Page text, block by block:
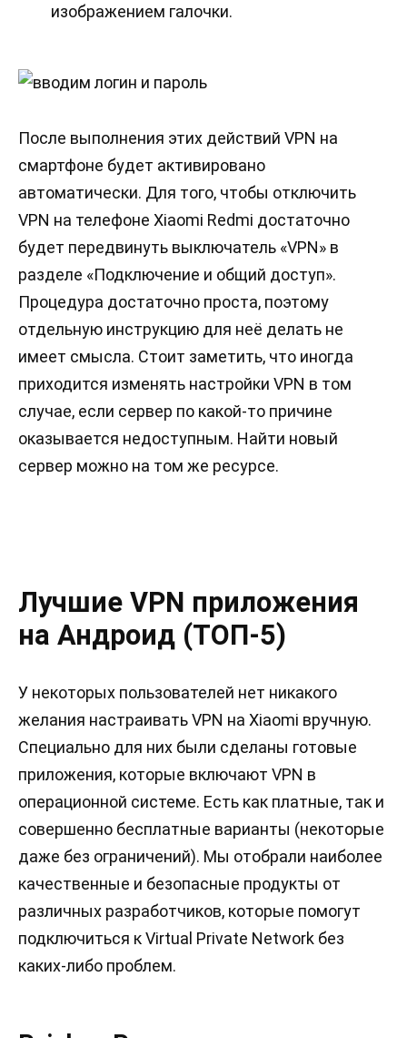
изображением галочки.
После выполнения этих действий VPN на
смартфоне будет активировано
автоматически. Для того, чтобы отключить
VPN на телефоне Xiaomi Redmi достаточно
будет передвинуть выключатель «VPN» в
разделе «Подключение и общий доступ».
Процедура достаточно проста, поэтому
отдельную инструкцию для неё делать не
имеет смысла. Стоит заметить, что иногда
приходится изменять настройки VPN в том
случае, если сервер по какой-то причине
оказывается недоступным. Найти новый
сервер можно на том же ресурсе.
Лучшие VPN приложения
на Андроид (ТОП-5)
У некоторых пользователей нет никакого
желания настраивать VPN на Xiaomi вручную.
Специально для них были сделаны готовые
приложения, которые включают VPN в
операционной системе. Есть как платные, так и
совершенно бесплатные варианты (некоторые
даже без ограничений). Мы отобрали наиболее
качественные и безопасные продукты от
различных разработчиков, которые помогут
подключиться к Virtual Private Network без
каких-либо проблем.